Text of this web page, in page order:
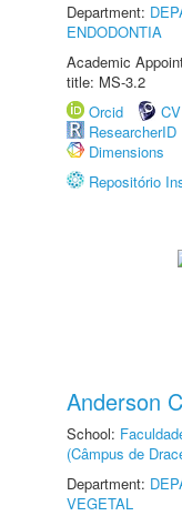
Department:
ENDODONTIA
Academic
title: MS-3.2
Orcid
ResearcherID
Dimensions
Repositório
Anderson
School:
(Câmpus de
Department:
VEGETAL